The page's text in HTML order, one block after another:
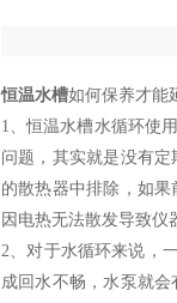
恒温水槽如何保养才能
1、恒温水槽水循环使
问题，其实就是没有
的散热器中排除，如
因电热无法散发导致仪
2、对于水循环来说，
成回水不畅，水泵就